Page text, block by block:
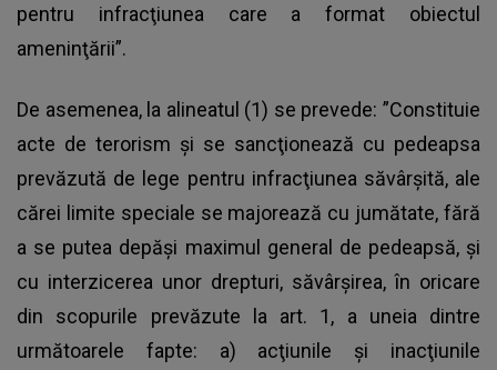
pentru infracţiunea care a format obiectul
ameninţării”.
De asemenea, la alineatul (1) se prevede: ”Constituie
acte de terorism şi se sancţionează cu pedeapsa
prevăzută de lege pentru infracţiunea săvârşită, ale
cărei limite speciale se majorează cu jumătate, fără
a se putea depăşi maximul general de pedeapsă, şi
cu interzicerea unor drepturi, săvârşirea, în oricare
din scopurile prevăzute la art. 1, a uneia dintre
următoarele fapte: a) acţiunile şi inacţiunile